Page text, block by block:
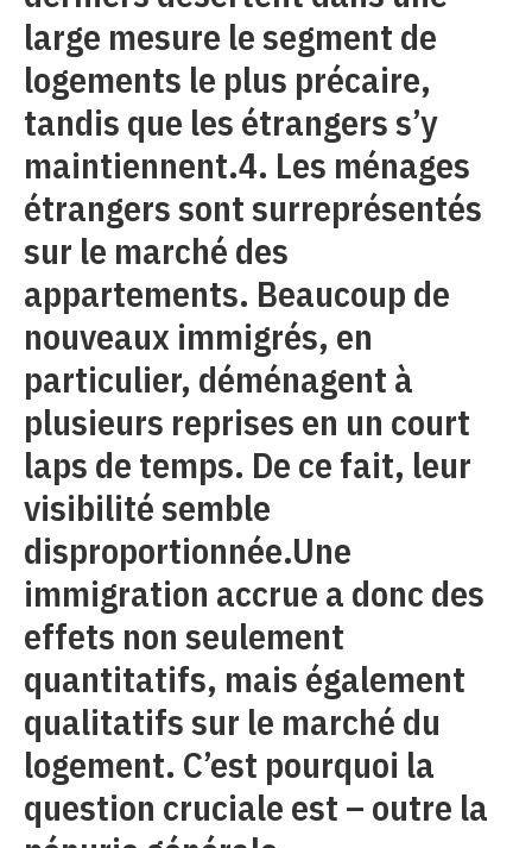
large mesure le segment de
logements le plus précaire,
tandis que les étrangers s’y
maintiennent.4. Les ménages
étrangers sont surreprésentés
sur le marché des
appartements. Beaucoup de
nouveaux immigrés, en
particulier, déménagent à
plusieurs reprises en un court
laps de temps. De ce fait, leur
visibilité semble
disproportionnée.Une
immigration accrue a donc des
effets non seulement
quantitatifs, mais également
qualitatifs sur le marché du
logement. C’est pourquoi la
question cruciale est – outre la